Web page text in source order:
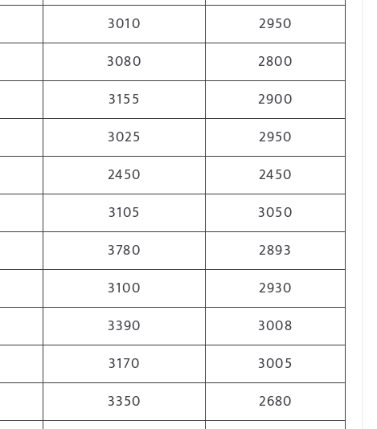
3010
2950
3080
2800
3155
2900
3025
2950
2450
2450
3105
3050
3780
2893
3100
2930
3390
3008
3170
3005
3350
2680